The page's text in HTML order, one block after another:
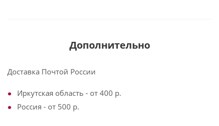
Дополнительно
Доставка Почтой России
Иркутская область - от 400 р.
Россия - от 500 р.